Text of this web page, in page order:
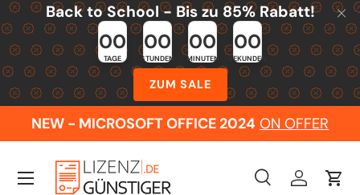
Skip to content
Back to School - Bis zu 85% Rabatt!
00
TAGE
00
STUNDEN
00
MINUTEN
00
SEKUNDEN
ZUM SALE
NEW - MICROSOFT OFFICE 2024 ON OFFER
SearchLog inCart
Menu